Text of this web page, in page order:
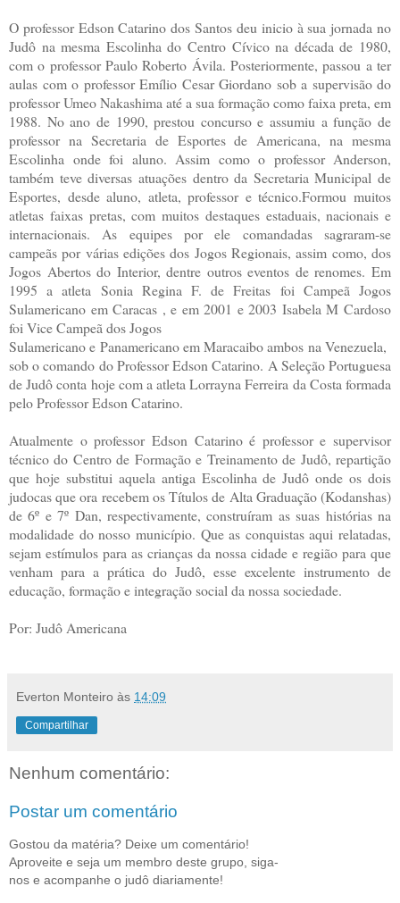
O professor Edson Catarino dos Santos deu inicio à sua jornada no
Judô na mesma Escolinha do Centro Cívico na década de 1980,
com o professor Paulo Roberto Ávila. Posteriormente, passou a ter
aulas com o professor Emílio Cesar Giordano sob a supervisão do
professor Umeo Nakashima até a sua formação como faixa preta, em
1988. No ano de 1990, prestou concurso e assumiu a função de
professor na Secretaria de Esportes de Americana, na mesma
Escolinha onde foi aluno. Assim como o professor Anderson,
também teve diversas atuações dentro da Secretaria Municipal de
Esportes, desde aluno, atleta, professor e técnico.Formou muitos
atletas faixas pretas, com muitos destaques estaduais, nacionais e
internacionais. As equipes por ele comandadas sagraram-se
campeãs por várias edições dos Jogos Regionais, assim como, dos
Jogos Abertos do Interior, dentre outros eventos de renomes. Em
1995 a atleta Sonia Regina F. de Freitas foi Campeã Jogos
Sulamericano em Caracas , e em 2001 e 2003 Isabela M Cardoso
foi Vice Campeã dos Jogos
Sulamericano e Panamericano em Maracaibo ambos na Venezuela,
sob o comando do Professor Edson Catarino. A Seleção Portuguesa
de Judô conta hoje com a atleta Lorrayna Ferreira da Costa formada
pelo Professor Edson Catarino.
Atualmente o professor Edson Catarino é professor e supervisor
técnico do Centro de Formação e Treinamento de Judô, repartição
que hoje substitui aquela antiga Escolinha de Judô onde os dois
judocas que ora recebem os Títulos de Alta Graduação (Kodanshas)
de 6º e 7º Dan, respectivamente, construíram as suas histórias na
modalidade do nosso município. Que as conquistas aqui relatadas,
sejam estímulos para as crianças da nossa cidade e região para que
venham para a prática do Judô, esse excelente instrumento de
educação, formação e integração social da nossa sociedade.
Por: Judô Americana
Everton Monteiro às 14:09
Compartilhar
Nenhum comentário:
Postar um comentário
Gostou da matéria? Deixe um comentário!
Aproveite e seja um membro deste grupo, siga-
nos e acompanhe o judô diariamente!